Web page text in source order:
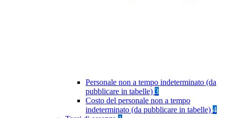
Personale non a tempo indeterminato (da
pubblicare in tabelle) 3
Costo del personale non a tempo
indeterminato (da pubblicare in tabelle) 4